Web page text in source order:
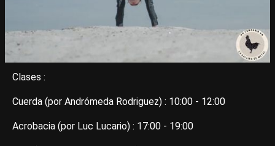
Clases :
Cuerda (por Andrómeda Rodriguez) : 10:00 - 12:00
Acrobacia (por Luc Lucario) : 17:00 - 19:00